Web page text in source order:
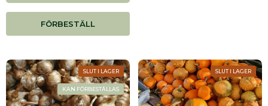
FÖRBESTÄLL
KAN FÖRBESTÄLLAS
SLUT I LAGER SLUT I LAGER